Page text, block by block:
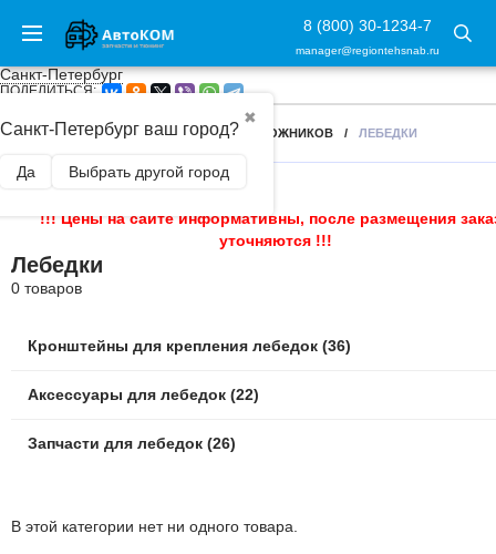
8 (800) 30-1234-7
manager@regiontehsnab.ru
Санкт-Петербург
✖
Санкт-Петербург ваш город?
Да Выбрать другой город
ПОДЕЛИТЬСЯ:
ГЛАВНАЯ / АКСЕССУАРЫ ДЛЯ ВНЕДОРОЖНИКОВ / ЛЕБЕДКИ
!!! Цены на сайте информативны, после размещения
уточняются !!!
Лебедки
0 товаров
Кронштейны для крепления лебедок (36)
Аксессуары для лебедок (22)
Запчасти для лебедок (26)
В этой категории нет ни одного товара.